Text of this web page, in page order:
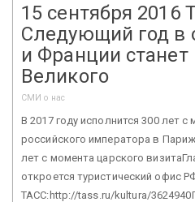
15 сентября 2016
Следующий год в
и Франции
Великого
СМИ о нас
В 2017 году исполнится 300 лет
российского императора в
лет с момента царского
откроется туристический офис
ТАСС:http://tass.ru/kultura/